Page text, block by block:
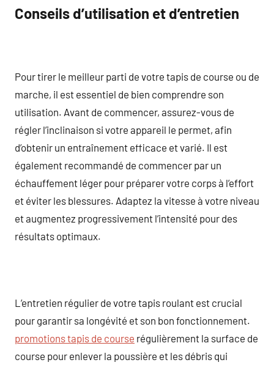
Conseils d’utilisation et d’entretien
Pour tirer le meilleur parti de votre tapis de course ou de
marche, il est essentiel de bien comprendre son
utilisation. Avant de commencer, assurez-vous de
régler l’inclinaison si votre appareil le permet, afin
d’obtenir un entraînement efficace et varié. Il est
également recommandé de commencer par un
échauffement léger pour préparer votre corps à l’effort
et éviter les blessures. Adaptez la vitesse à votre niveau
et augmentez progressivement l’intensité pour des
résultats optimaux.
L’entretien régulier de votre tapis roulant est crucial
pour garantir sa longévité et son bon fonctionnement.
promotions tapis de course régulièrement la surface de
course pour enlever la poussière et les débris qui